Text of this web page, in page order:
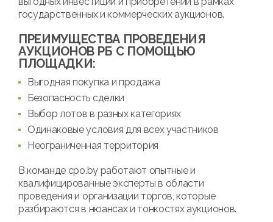
государственных и коммерческих аукционов.
ПРЕИМУЩЕСТВА ПРОВЕДЕНИЯ
АУКЦИОНОВ РБ С ПОМОЩЬЮ
ПЛОЩАДКИ:
Выгодная покупка и продажа
Безопасность сделки
Выбор лотов в разных категориях
Одинаковые условия для всех участников
Неограниченная территория
В команде cpo.by работают опытные и
квалифицированные эксперты в области
проведения и организации торгов, которые
разбираются в нюансах и тонкостях аукционов.